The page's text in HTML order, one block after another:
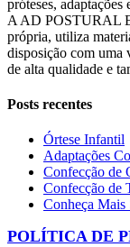
próteses,
A AD POSTURAL
própria, utiliza
disposição com uma
de alta qualidade e
Posts recentes
Órtese Infantil
Adaptações
Confecção de
Confecção de
Conheça Mais
POLÍTICA DE